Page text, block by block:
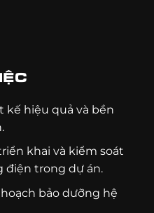
kế hiệu quả và bền
khai và kiểm soát
điện trong dự án.
bảo dưỡng hệ